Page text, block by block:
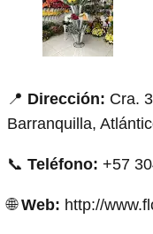
📍 Dirección: Cra.
Barranquilla,
📞 Teléfono: +57
🌐Web: http://